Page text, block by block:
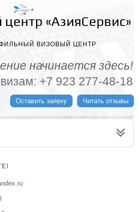
«АзияСервис»
ВИЗОВЫЙ ЦЕНТР
начинается здесь!
+7 923 277-48-18
Оставить заявку Читать отзывы